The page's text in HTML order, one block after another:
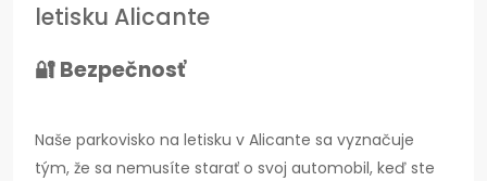
letisku Alicante
🔐 Bezpečnosť
Naše parkovisko na letisku v Alicante sa vyznačuje
tým, že sa nemusíte starať o svoj automobil, keď ste